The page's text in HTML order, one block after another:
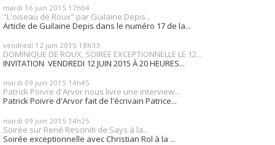
mardi 16 juin 2015 17h04
"L'oiseau de Roux" par Guilaine Depis...
Article de Guilaine Depis dans le numéro 17 de la...
vendredi 12 juin 2015 18h33
DOMINIQUE DE ROUX, SOIRÉE EXCEPTIONNELLE LE 12...
INVITATION VENDREDI 12 JUIN 2015 À 20 HEURES...
mardi 09 juin 2015 14h45
Patrick Poivre d'Arvor nous livre une interview...
Patrick Poivre d'Arvor fait de l'écrivain Patrice...
mardi 09 juin 2015 14h25
Soirée sur René Resciniti de Says à la...
Soirée exceptionnelle avec Christian Rol à la ...